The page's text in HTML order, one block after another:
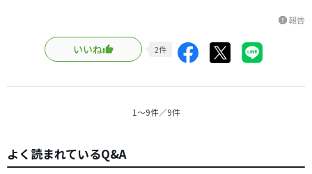
report報告
いいね 2件
1〜9件／9件
よく読まれているQ&A